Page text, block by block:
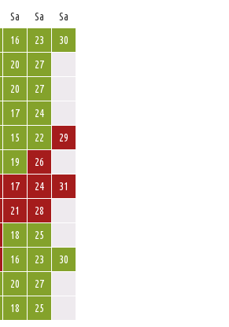
Sa Sa
Sa
16 23
30
20
27
20
27
17
24
15 22
29
19
26
17 24
31
21
28
18
25
16 23
30
20
27
18 25